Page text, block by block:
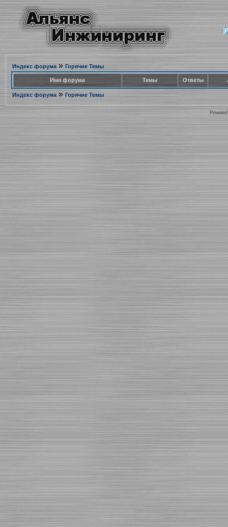
Индекс форума» Горячие Темы
Имя форума Темы Ответы
Индекс форума» Горячие Темы